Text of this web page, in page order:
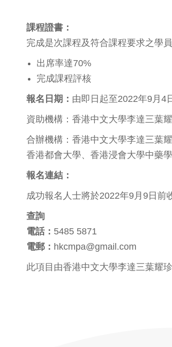
課程證書：
完成是次課程及符合課程要求之學
出席率達70%
完成課程評核
報名日期： 由即日起至2022年9月4
資助機構：香港中文大學李達三葉
合辦機構：香港中文大學李達三葉
香港都會大學、香港浸會大學中藥
報名連結：
成功報名人士將於2022年9月9日前
查詢
電話： 5485 5871
電郵： hkcmpa@gmail.com
此項目由香港中文大學李達三葉耀